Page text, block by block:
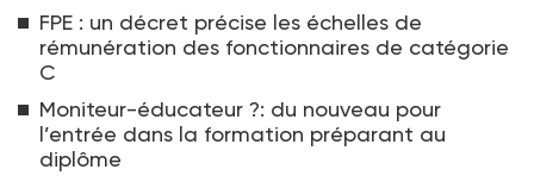
FPE : un décret précise les échelles de
rémunération des fonctionnaires de catégorie
C
Moniteur-éducateur ?: du nouveau pour
l’entrée dans la formation préparant au
diplôme